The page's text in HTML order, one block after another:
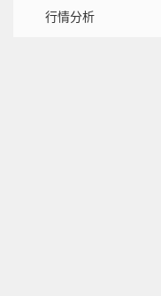
行情分析